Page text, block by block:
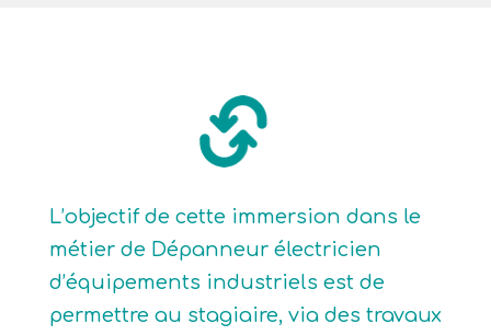
L’objectif de cette immersion dans le
métier de Dépanneur électricien
d’équipements industriels est de
permettre au stagiaire, via des travaux